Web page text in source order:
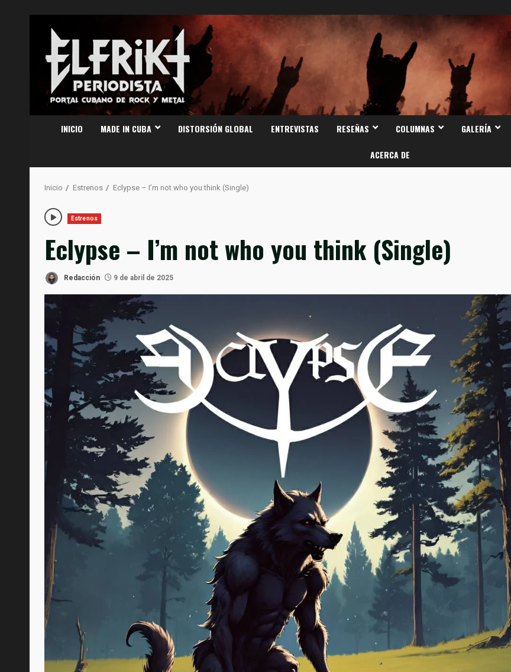
contenido
INICIO MADE IN CUBA DISTORSIÓN GLOBAL ENTREVISTAS RESEÑAS COLUMNAS GALERÍA
ACERCA DE
Inicio Estrenos Eclypse – I’m not who you think (Single)
Estrenos
Eclypse – I’m not who you think (Single)
Redacción 9 de abril de 2025